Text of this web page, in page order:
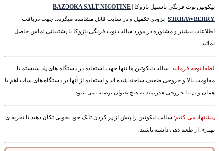
نیکوتین توت فرنگی پاستیل بازوکا | BAZOOKA SALT NICOTINE
STRRAWBERRY بزودی تکمیل و در سایت قابل مشاهده میگردد. جهت دریافت
اطلاعات بیشتر و مشاوره در مورد سالت توت فرنگی بازوکا با پشتیبانی تماس حاصل
نمائید.
لطفا توجه فرمایید: سالت نیکوتین ها تنها جهت استفاده در دستگاه های پاد سیستم با
مقاومت بالا و خروجی ضعیف ساخته شده اند و استفاده از آنها در دستگاه های ساب اهم یا
همان ویپ با خروجی قدرتمند به هیچ عنوان توصیه نمی شود.
پیشنهاد می کنیم: سالت نیکوتین را پیش از پر کردن تانک خود بخوبی تکان دهید تا تجربه ی
بهتری از طعم دهی داشته باشید.